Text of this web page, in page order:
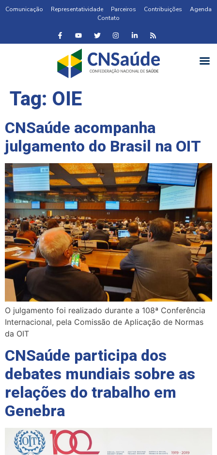
Comunicação Representatividade Parceiros Contribuições
Agenda
Contato
Tag: OIE
CNSaúde acompanha
julgamento do Brasil na OIT
O julgamento foi realizado durante a 108ª Conferência
Internacional, pela Comissão de Aplicação de Normas
da OIT
CNSaúde participa dos
debates mundiais sobre as
relações do trabalho em
Genebra